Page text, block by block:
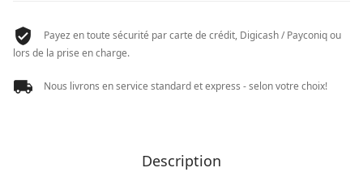
Payez en toute sécurité par carte de crédit, Digicash / Payconiq ou
lors de la prise en charge.
Nous livrons en service standard et express - selon votre choix!
Description